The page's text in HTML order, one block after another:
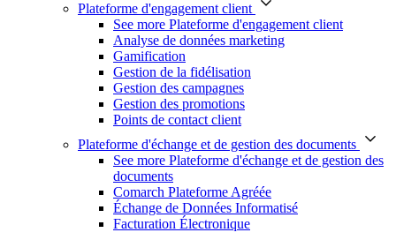
Plateforme d'engagement client
See more Plateforme d'engagement client
Analyse de données marketing
Gamification
Gestion de la fidélisation
Gestion des campagnes
Gestion des promotions
Points de contact client
Plateforme d'échange et de gestion des documents
See more Plateforme d'échange et de gestion des
documents
Comarch Plateforme Agréée
Échange de Données Informatisé
Facturation Électronique